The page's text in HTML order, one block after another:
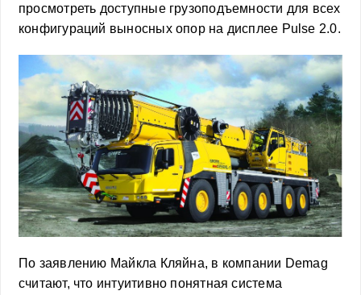
просмотреть доступные грузоподъемности для всех
конфигураций выносных опор на дисплее Pulse 2.0.
По заявлению Майкла Кляйна, в компании Demag
считают, что интуитивно понятная система